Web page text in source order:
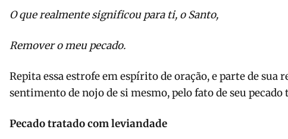
O que realmente significou para ti, o Santo,
Remover o meu pecado.
Repita essa estrofe em espírito de oração, e parte de sua
sentimento de nojo de si mesmo, pelo fato de seu pecado
Pecado tratado com leviandade